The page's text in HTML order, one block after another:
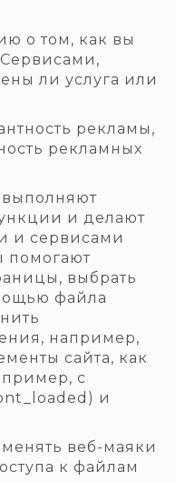
о том, как вы
ли услуга или
рекламы,
рекламных
и делают
и сервисами
помогают
выбрать
файла
например,
сайта, как
с
и
веб-маяки
к файлам